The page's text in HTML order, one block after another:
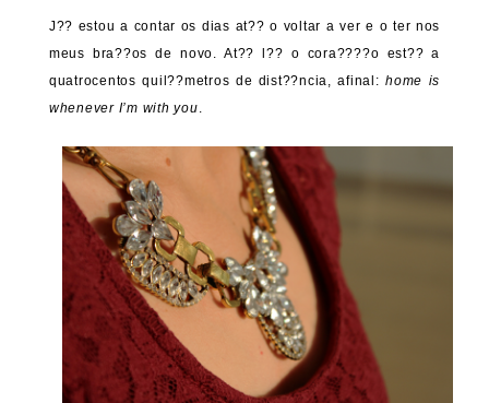
J?? estou a contar os dias at?? o voltar a ver e o ter nos
meus bra??os de novo. At?? l?? o cora????o est?? a
quatrocentos quil??metros de dist??ncia, afinal:home is
whenever I’m with you.